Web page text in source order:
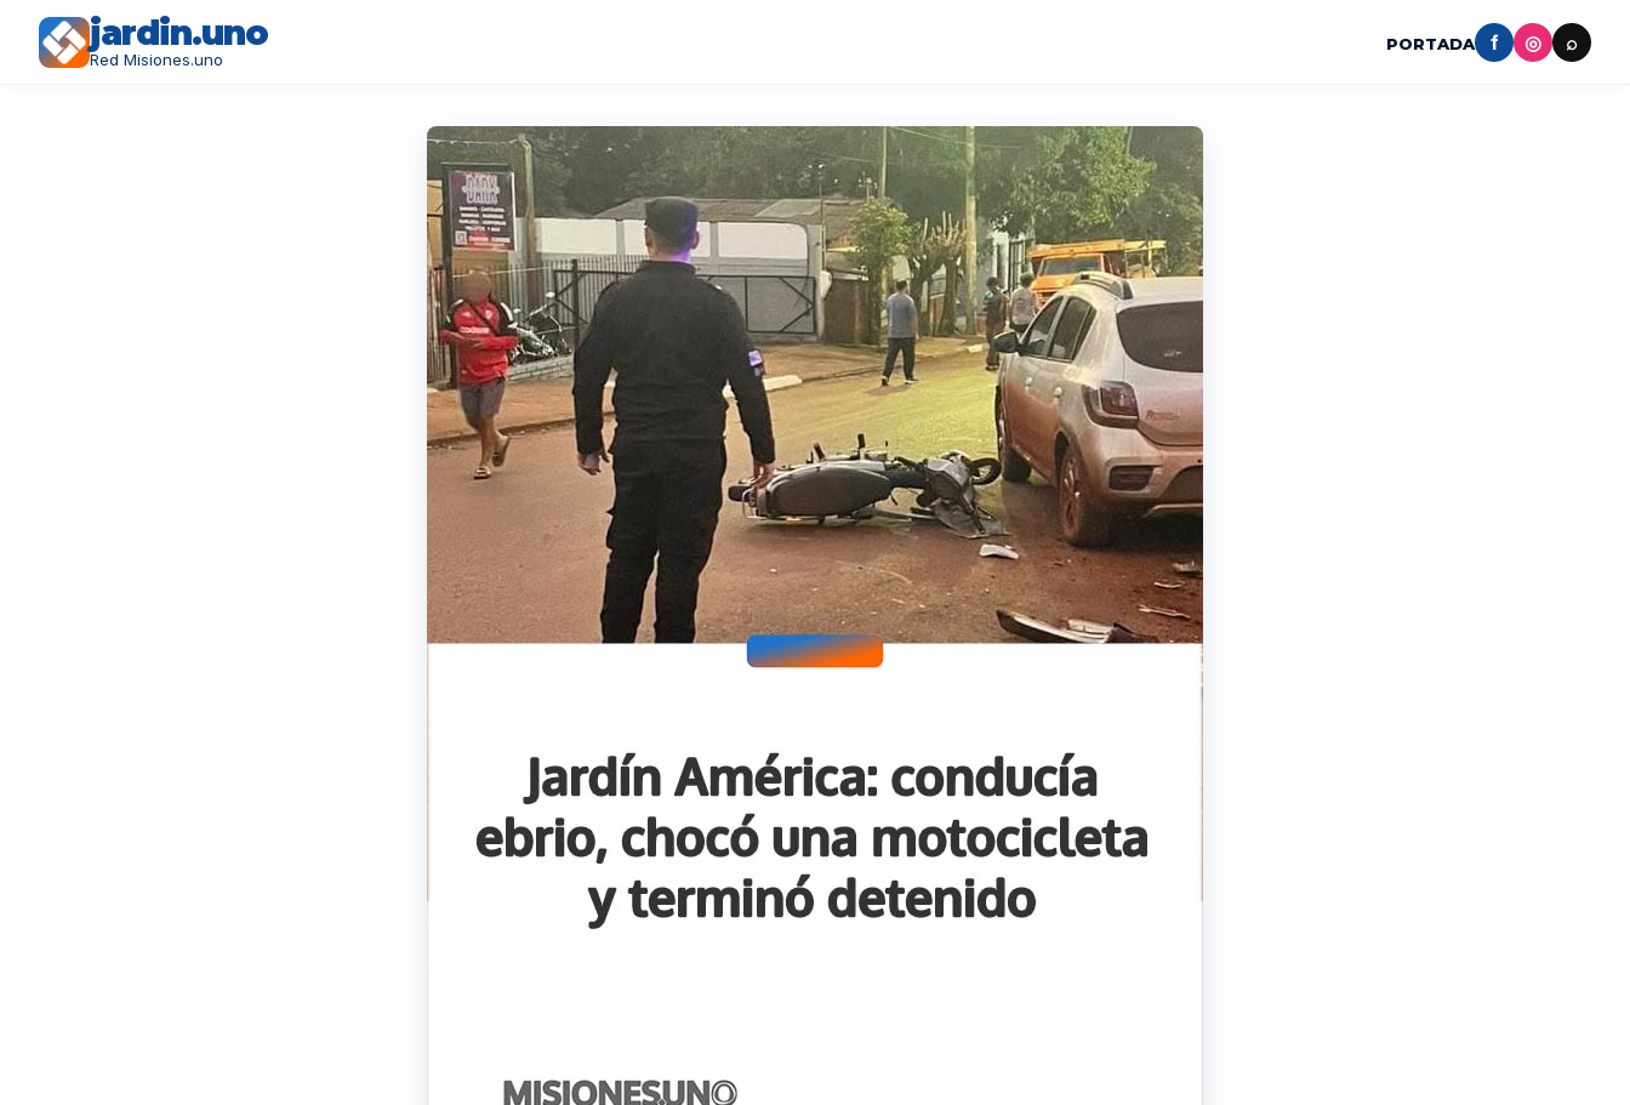
jardin.uno
Red Misiones.uno
PORTADA f ◎ ⌕